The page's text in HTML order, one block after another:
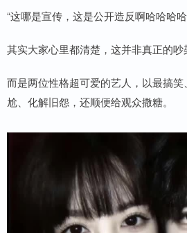
“这哪是宣传，这是公开造反啊哈哈哈
其实大家心里都清楚，这并非真正的吵
而是两位性格超可爱的艺人，以最搞
尬、化解旧怨，还顺便给观众撒糖。